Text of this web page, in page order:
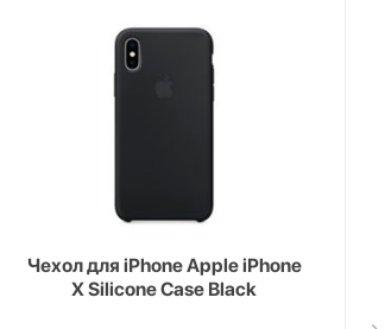
Чехол для iPhone Apple iPhone
X Silicone Case Black